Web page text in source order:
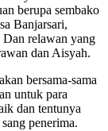
berupa sembako
Banjarsari,
Dan relawan yang
dan Aisyah.
bersama-sama
untuk para
dan tentunya
penerima.